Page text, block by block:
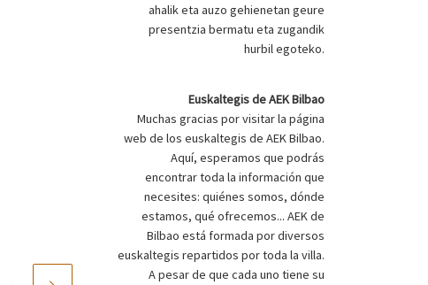
ahalik eta auzo gehienetan geure
presentzia bermatu eta zugandik
hurbil egoteko.
Euskaltegis de AEK Bilbao
Muchas gracias por visitar la página
web de los euskaltegis de AEK Bilbao.
Aquí, esperamos que podrás
encontrar toda la información que
necesites: quiénes somos, dónde
estamos, qué ofrecemos... AEK de
Bilbao está formada por diversos
euskaltegis repartidos por toda la villa.
A pesar de que cada uno tiene su